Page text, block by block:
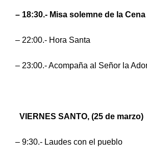
– 18:30.- Misa solemne de la
– 22:00.- Hora Santa
– 23:00.- Acompaña al Señor la
VIERNES SANTO, (25 de marzo)
– 9:30.- Laudes con el pueblo